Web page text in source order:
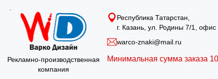
Рекламно-производственная
компания
Республика Татарстан,
г. Казань, ул. Родины 7/1, офис
warco-znaki@mail.ru
Минимальная сумма заказа